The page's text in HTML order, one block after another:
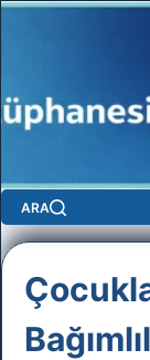
Skip
ARA